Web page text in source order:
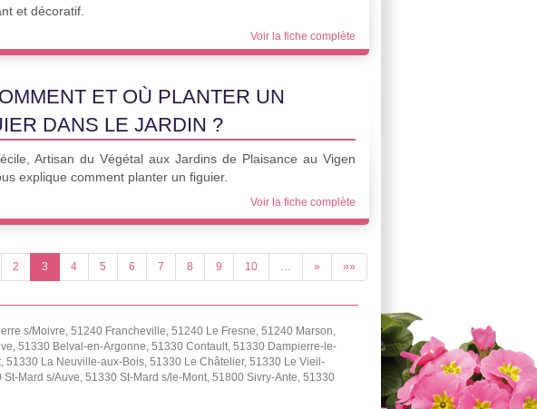
et décoratif.
Voir la fiche complète
ET OÙ PLANTER UN
DANS LE JARDIN ?
Artisan du Végétal aux Jardins de Plaisance au Vigen
explique comment planter un figuier.
Voir la fiche complète
2 3 4 5 6 7 8 9 10 … » »»
s/Moivre, 51240 Francheville, 51240 Le Fresne, 51240 Marson,
51330 Belval-en-Argonne, 51330 Contault, 51330 Dampierre-le-
La Neuville-aux-Bois, 51330 Le Châtelier, 51330 Le Vieil-
Mard s/Auve, 51330 St-Mard s/le-Mont, 51800 Sivry-Ante, 51330